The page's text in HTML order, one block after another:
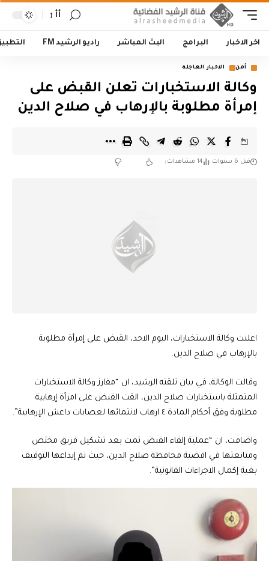
أأ
اخر الاخبار البرامج البث المباشر راديو الرشيد FM
أمن الاخبار العاجلة
وكالة الاستخبارات تعلن القبض على
إمرأة مطلوبة بالإرهاب في صلاح الدين
قبل 6 سنوات 14 مشاهدات
اعلنت وكالة الاستخبارات، اليوم الاحد، القبض على إمرأة مطلوبة
بالإرهاب في صلاح الدين.
وقالت الوكالة، في بيان تلقته الرشيد، ان “مفارز وكالة الاستخبارات
المتمثلة باستخبارات صلاح الدين، القت القبض على امرأة إرهابية
مطلوبة وفق أحكام المادة ٤ ارهاب لانتمائها لعصابات داعش الإرهابية”.
واضافت، ان “عملية إلقاء القبض تمت بعد تشكيل فريق مختص
ومتابعتها في اقضية محافظة صلاح الدين، حيث تم إيداعها التوقيف
بغية إكمال الاجراءات القانونية”.